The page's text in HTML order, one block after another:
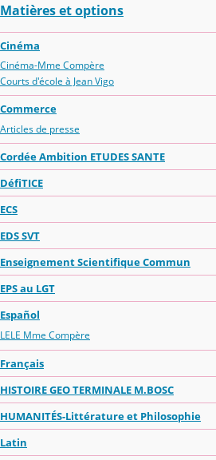
Matières et options
Cinéma
Cinéma-Mme Compère
Courts d'école à Jean Vigo
Commerce
Articles de presse
Cordée Ambition ETUDES SANTE
DéfiTICE
ECS
EDS SVT
Enseignement Scientifique Commun
EPS au LGT
Español
LELE Mme Compère
Français
HISTOIRE GEO TERMINALE M.BOSC
HUMANITÉS-Littérature et Philosophie
Latin